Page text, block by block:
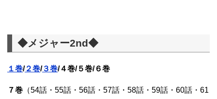
◆メジャー2nd◆
１巻/２巻/３巻/４巻/５巻/６巻
７巻 （54話・55話・56話・57話・58話・59話・60話・61